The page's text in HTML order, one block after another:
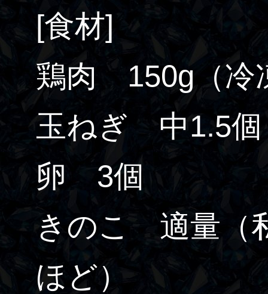
[食材]
鶏肉 150g（冷
玉ねぎ 中1.5個
卵 3個
きのこ 適量（
ほど）